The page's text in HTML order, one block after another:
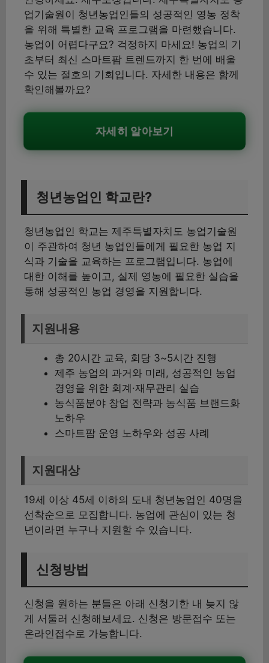
업기술원이 청년농업인들의 성공적인 영농 정착
을 위해 특별한 교육 프로그램을 마련했습니다.
농업이 어렵다구요? 걱정하지 마세요! 농업의 기
초부터 최신 스마트팜 트렌드까지 한 번에 배울
수 있는 절호의 기회입니다. 자세한 내용은 함께
확인해볼까요?
자세히 알아보기
청년농업인 학교란?
청년농업인 학교는 제주특별자치도 농업기술원
이 주관하여 청년 농업인들에게 필요한 농업 지
식과 기술을 교육하는 프로그램입니다. 농업에
대한 이해를 높이고, 실제 영농에 필요한 실습을
통해 성공적인 농업 경영을 지원합니다.
지원내용
총 20시간 교육, 회당 3~5시간 진행
제주 농업의 과거와 미래, 성공적인 농업
경영을 위한 회계·재무관리 실습
농식품분야 창업 전략과 농식품 브랜드화
노하우
스마트팜 운영 노하우와 성공 사례
지원대상
19세 이상 45세 이하의 도내 청년농업인 40명을
선착순으로 모집합니다. 농업에 관심이 있는 청
년이라면 누구나 지원할 수 있습니다.
신청방법
신청을 원하는 분들은 아래 신청기한 내 늦지 않
게 서둘러 신청해보세요. 신청은 방문접수 또는
온라인접수로 가능합니다.